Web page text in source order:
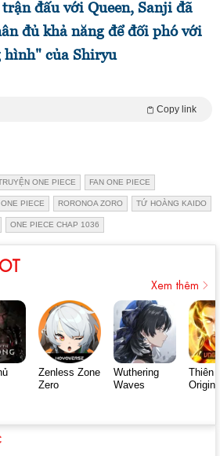
trận đấu với Queen, Sanji đã
đủ khả năng để đối phó với
hình" của Shiryu
Copy link
ONE PIECE FAN ONE PIECE
PIECE RORONOA ZORO TỨ HOÀNG KAIDO
ONE PIECE CHAP 1036
Xem thêm
Zenless Zone
Zero
Wuthering
Waves
Thiên
Origin